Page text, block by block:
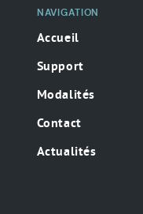
NAVIGATION
Accueil
Support
Modalités
Contact
Actualités